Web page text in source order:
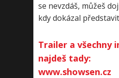
se nevzdáš, můžeš
kdy dokázal
Trailer a všechny
najdeš tady:
www.showsen.cz